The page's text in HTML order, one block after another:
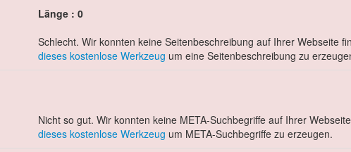
Länge : 0
Schlecht. Wir konnten keine Seitenbeschreibung auf Ihrer Webseite
dieses kostenlose Werkzeug um eine Seitenbeschreibung zu
Nicht so gut. Wir konnten keine META-Suchbegriffe auf Ihrer
dieses kostenlose Werkzeug um META-Suchbegriffe zu erzeugen.